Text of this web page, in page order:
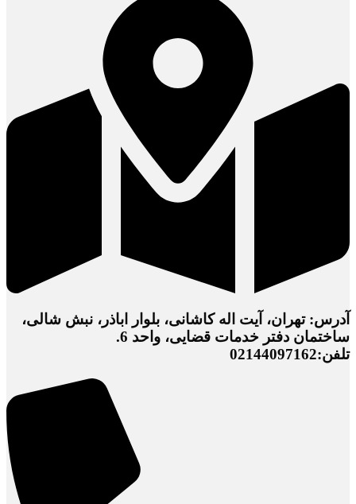
آدرس: تهران، آیت اله کاشانی، بلوار اباذر، نبش شالی،
ساختمان دفتر خدمات قضایی، واحد 6.
تلفن:02144097162